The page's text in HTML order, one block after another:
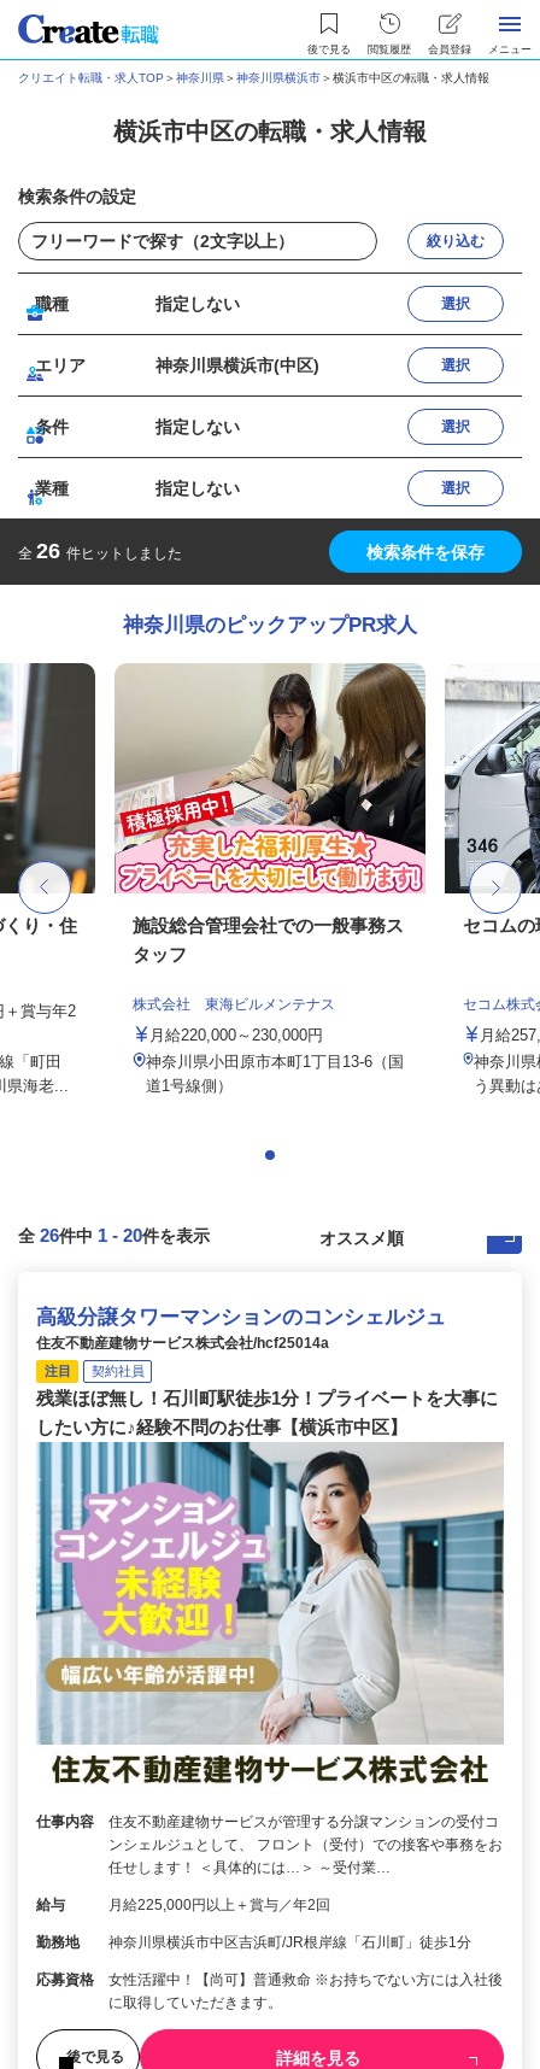
後で見る 閲覧履歴 会員登録 メニュー
クリエイト転職・求人TOP ＞神奈川県＞神奈川県横浜市＞横浜市中区の転職・求人情報
横浜市中区の転職・求人情報
検索条件の設定
絞り込む
職種 指定しない 選択
エリア 神奈川県横浜市(中区) 選択
条件 指定しない 選択
業種 指定しない 選択
全 26 件ヒットしました 検索条件を保存
神奈川県のピックアップPR求人
り・住
＋賞与年2
「町田
海老...
施設総合管理会社での一般事務ス
タッフ
株式会社 東海ビルメンテナス
月給220,000～230,000円
神奈川県小田原市本町1丁目13-6（国
道1号線側）
セコム
セコム株式
月給
神奈川
う異動
全 26件中 1 - 20件を表示
高級分譲タワーマンションのコンシェルジュ
住友不動産建物サービス株式会社/hcf25014a
注目 契約社員
残業ほぼ無し！石川町駅徒歩1分！プライベートを大事に
したい方に♪経験不問のお仕事【横浜市中区】
仕事内容
住友不動産建物サービスが管理する分譲マンションの受付コ
ンシェルジュとして、 フロント（受付）での接客や事務をお
任せします！ ＜具体的には…＞ ～受付業…
給与 月給225,000円以上＋賞与／年2回
勤務地 神奈川県横浜市中区吉浜町/JR根岸線「石川町」徒歩1分
応募資格
女性活躍中！【尚可】普通救命 ※お持ちでない方には入社後
に取得していただきます。
後で見る 詳細を見る